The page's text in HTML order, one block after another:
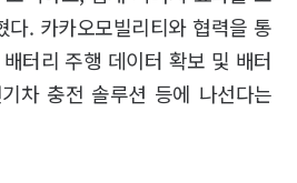
. 카카오모빌리티와 협력을 통
터리 주행 데이터 확보 및 배터
차 충전 솔루션 등에 나선다는